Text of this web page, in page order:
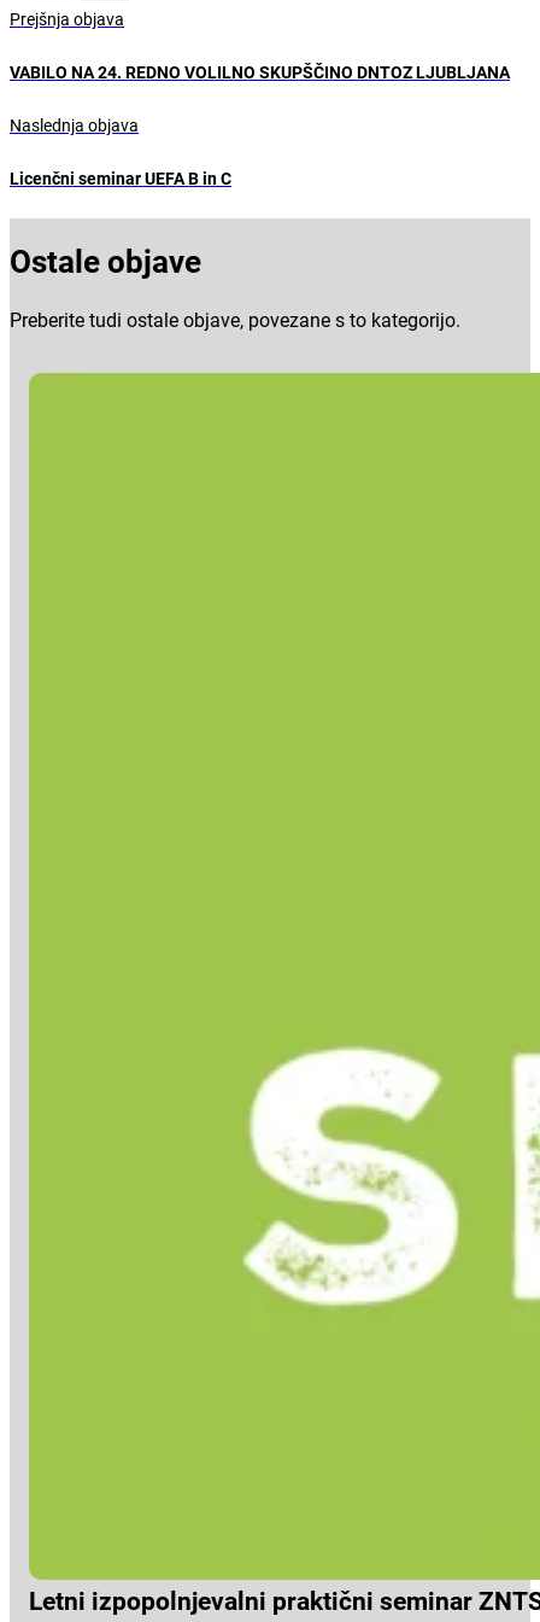
Prejšnja objava
VABILO NA 24. REDNO VOLILNO SKUPŠČINO DNTOZ LJUBLJANA
Naslednja objava
Licenčni seminar UEFA B in C
Ostale objave
Preberite tudi ostale objave, povezane s to kategorijo.
Letni izpopolnjevalni praktični seminar